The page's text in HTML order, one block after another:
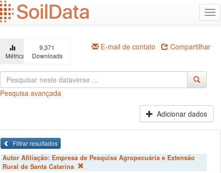
Ir
para
o
principal
Métricas
9,371
Downloads
E-mail de contato Compartilhar
Pesquisa avançada
Adicionar dados
Filtrar resultados
Autor Afiliação: Empresa de Pesquisa Agropecuária e Extensão
Rural de Santa Catarina